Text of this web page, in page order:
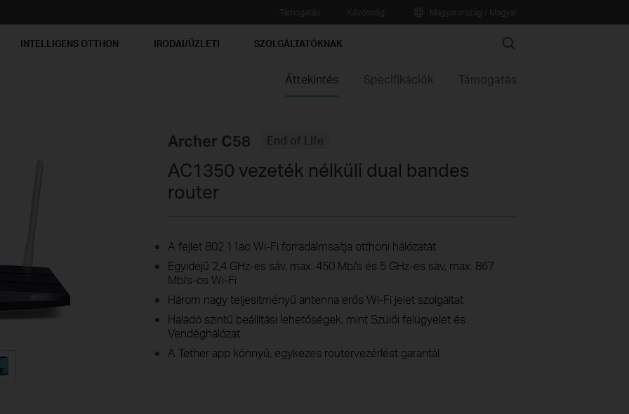
INTELLIGENS OTTHON IRODAI/ÜZLETI SZOLGÁLTATÓKNAK Search
Áttekintés Specifikációk Támogatás
Archer C58 End of Life
AC1350 vezeték nélküli dual bandes
router
A fejlet 802.11ac Wi-Fi forradalmsaítja otthoni hálózatát
Egyidejű 2,4 GHz-es sáv, max. 450 Mb/s és 5 GHz-es sáv, max. 867
Mb/s-os Wi-Fi
Három nagy teljesítményű antenna erős Wi-Fi jelet szolgáltat
Haladó szintű beállítási lehetőségek, mint Szülői felügyelet és
Vendéghálózat
A Tether app könnyű, egykezes routervezérlést garantál